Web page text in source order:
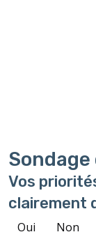
Sondage
Vos
clairement
Oui
Non